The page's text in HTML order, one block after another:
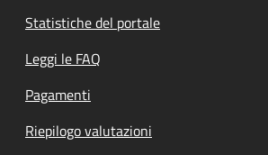
Statistiche del portale
Leggi le FAQ
Pagamenti
Riepilogo valutazioni